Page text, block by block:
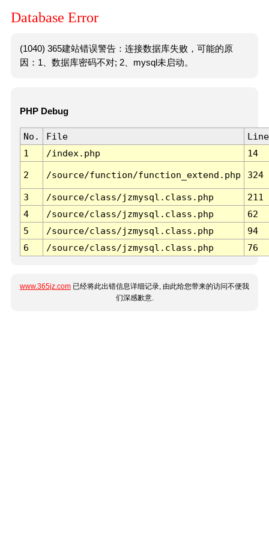
Database Error
(1040) 365建站错误警告：连接数据库失败，可能的原
因：1、数据库密码不对; 2、mysql未启动。
PHP Debug
No. File
Line
1
/index.php 14
2 /source/function/function_extend.php 324
3 /source/class/jzmysql.class.php
211
4
/source/class/jzmysql.class.php
62
5
/source/class/jzmysql.class.php
94
6
/source/class/jzmysql.class.php 76
www.365jz.com 已经将此出错信息详细记录, 由此给您带来的访问不便我
们深感歉意.